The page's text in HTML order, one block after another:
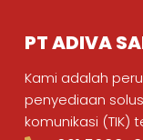
PT ADIVA
Kami adalah
penyediaan
komunikasi (TIK)